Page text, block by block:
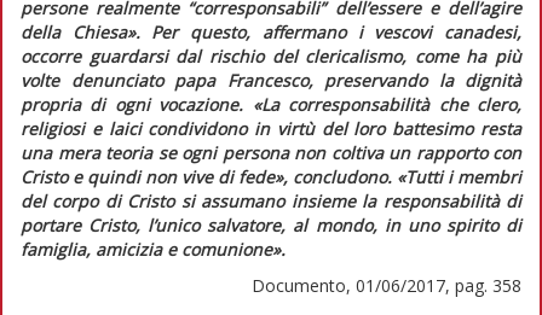
persone realmente “corresponsabili” dell’essere e dell’agire
della Chiesa». Per questo, affermano i vescovi canadesi,
occorre guardarsi dal rischio del clericalismo, come ha più
volte denunciato papa Francesco, preservando la dignità
propria di ogni vocazione. «La corresponsabilità che clero,
religiosi e laici condividono in virtù del loro battesimo resta
una mera teoria se ogni persona non coltiva un rapporto con
Cristo e quindi non vive di fede», concludono. «Tutti i membri
del corpo di Cristo si assumano insieme la responsabilità di
portare Cristo, l’unico salvatore, al mondo, in uno spirito di
famiglia, amicizia e comunione».
Documento, 01/06/2017, pag. 358